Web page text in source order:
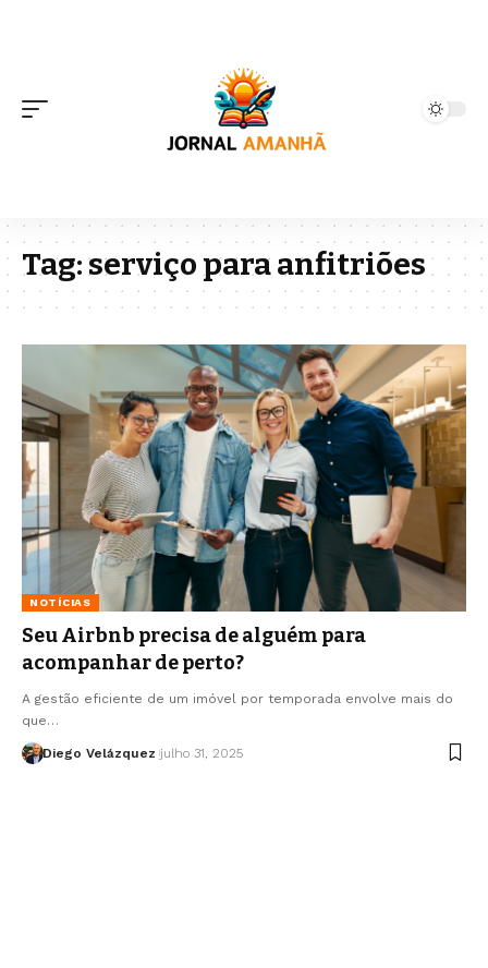
Tag:serviço para anfitriões
NOTÍCIAS
Seu Airbnb precisa de alguém para
acompanhar de perto?
A gestão eficiente de um imóvel por temporada envolve mais do
que…
Diego Velázquez julho 31, 2025